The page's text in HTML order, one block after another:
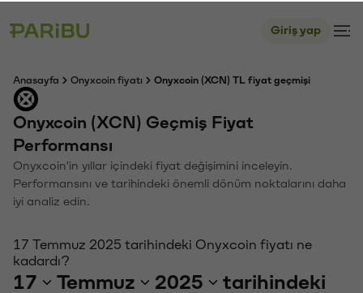
Giriş yap
Anasayfa Onyxcoin fiyatı Onyxcoin (XCN) TL fiyat geçmişi
Onyxcoin (XCN) Geçmiş Fiyat
Performansı
Onyxcoin'in yıllar içindeki fiyat değişimini inceleyin.
Performansını ve tarihindeki önemli dönüm noktalarını daha
iyi analiz edin.
17 Temmuz 2025 tarihindeki Onyxcoin fiyatı ne
kadardı?
17 Temmuz 2025
tarihindeki